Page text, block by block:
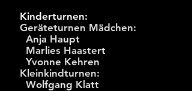
Kinderturnen:
Geräteturnen Mädchen:
Anja Haupt
Marlies Haastert
Yvonne Kehren
Kleinkindturnen:
Wolfgang Klatt